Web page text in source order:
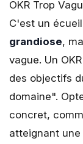
OKR Trop
C'est un
grandiose,
vague. Un
des objectifs
domaine".
concret,
atteignant